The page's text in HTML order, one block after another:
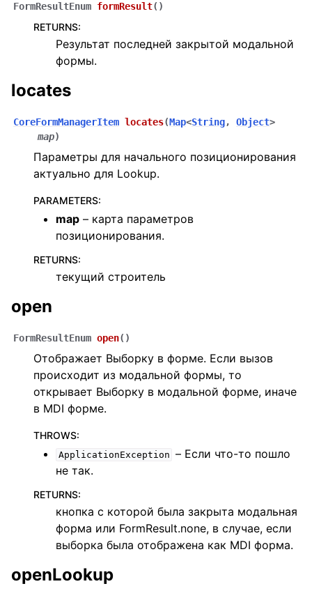
FormResultEnum formResult( )
RETURNS:
Результат последней закрытой модальной
формы.
locates
CoreFormManagerItem locates(Map<String, Object>
map)
Параметры для начального позиционирования
актуально для Lookup.
PARAMETERS:
map – карта параметров
позиционирования.
RETURNS:
текущий строитель
open
FormResultEnum open( )
Отображает Выборку в форме. Если вызов
происходит из модальной формы, то
открывает Выборку в модальной форме, иначе
в MDI форме.
THROWS:
ApplicationException – Если что-то пошло
не так.
RETURNS:
кнопка с которой была закрыта модальная
форма или FormResult.none, в случае, если
выборка была отображена как MDI форма.
openLookup